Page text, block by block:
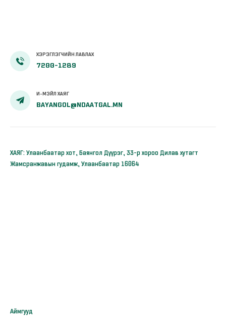
ХЭРЭГЛЭГЧИЙН ЛАВЛАХ
7200-1289
И-МЭЙЛ ХАЯГ
BAYANGOL@NDAATGAL.MN
ХАЯГ: Улаанбаатар хот, Баянгол Дүүрэг, 33-р хороо Дилав хутагт
Жамсранжавын гудамж, Улаанбаатар 16064
Аймгууд